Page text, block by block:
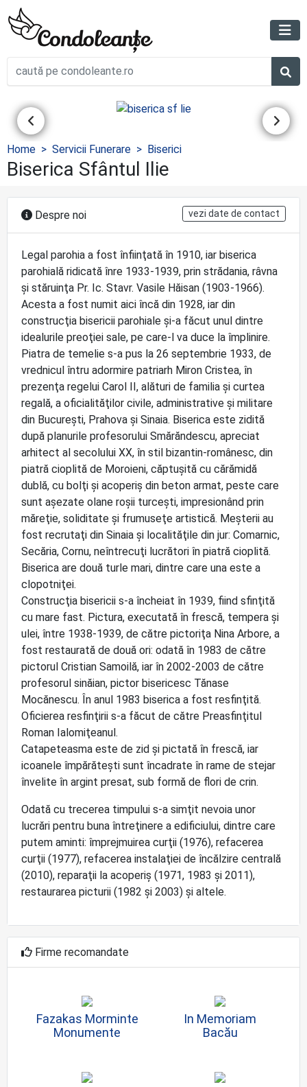
Home Servicii Funerare Biserici
Biserica Sfântul Ilie
Despre noi vezi date de contact
Legal parohia a fost înfiinţată în 1910, iar biserica
parohială ridicată înre 1933-1939, prin strădania, râvna
şi stăruinţa Pr. Ic. Stavr. Vasile Hăisan (1903-1966).
Acesta a fost numit aici încă din 1928, iar din
construcţia bisericii parohiale şi-a făcut unul dintre
idealurile preoţiei sale, pe care-l va duce la împlinire.
Piatra de temelie s-a pus la 26 septembrie 1933, de
vrednicul întru adormire patriarh Miron Cristea, în
prezenţa regelui Carol II, alături de familia şi curtea
regală, a oficialităţilor civile, administrative şi militare
din Bucureşti, Prahova şi Sinaia. Biserica este zidită
după planurile profesorului Smărăndescu, apreciat
arhitect al secolului XX, în stil bizantin-românesc, din
piatră cioplită de Moroieni, căptuşită cu cărămidă
dublă, cu bolţi şi acoperiş din beton armat, peste care
sunt aşezate olane roşii turceşti, impresionând prin
măreţie, soliditate şi frumuseţe artistică. Meşterii au
fost recrutaţi din Sinaia şi localităţile din jur: Comarnic,
Secăria, Cornu, neîntrecuţi lucrători în piatră cioplită.
Biserica are două turle mari, dintre care una este a
clopotniţei.
Construcţia bisericii s-a încheiat în 1939, fiind sfinţită
cu mare fast. Pictura, executată în frescă, tempera şi
ulei, între 1938-1939, de către pictoriţa Nina Arbore, a
fost restaurată de două ori: odată în 1983 de către
pictorul Cristian Samoilă, iar în 2002-2003 de către
profesorul sinăian, pictor bisericesc Tănase
Mocănescu. În anul 1983 biserica a fost resfinţită.
Oficierea resfinţirii s-a făcut de către Preasfinţitul
Roman Ialomiţeanul.
Catapeteasma este de zid şi pictată în frescă, iar
icoanele împărăteşti sunt încadrate în rame de stejar
învelite în argint presat, sub formă de flori de crin.
Odată cu trecerea timpului s-a simţit nevoia unor
lucrări pentru buna întreţinere a edificiului, dintre care
putem aminti: împrejmuirea curţii (1976), refacerea
curţii (1977), refacerea instalaţiei de încălzire centrală
(2010), reparaţii la acoperiş (1971, 1983 şi 2011),
restaurarea picturii (1982 şi 2003) şi altele.
Firme recomandate
Fazakas Morminte
Monumente
In Memoriam
Bacău